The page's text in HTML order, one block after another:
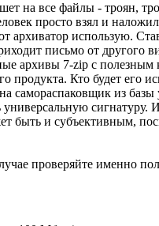
на все файлы - троян,
просто взял и
архиватор использую.
письмо от другого
архивы 7-zip с полезным
продукта. Кто будет его
самораспаковщик из
универсальную
быть и субъективным,
проверяйте именно